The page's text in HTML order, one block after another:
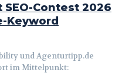
Contest 2026
Keyword
und Agenturtipp.de
im Mittelpunkt: